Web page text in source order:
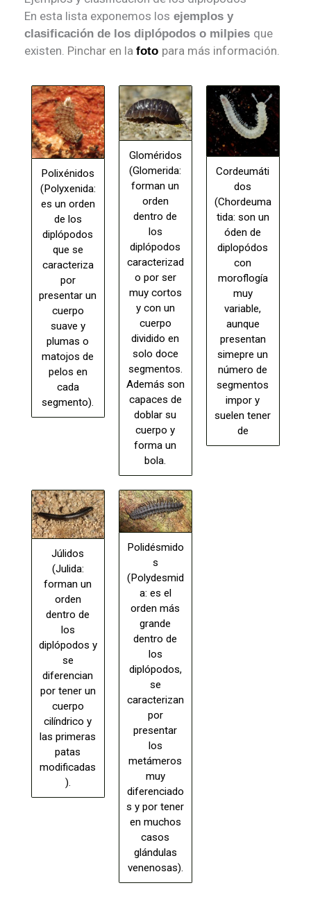
En esta lista exponemos los ejemplos y
clasificación de los diplópodos o milpies que
existen. Pinchar en la foto para más información.
Polixénidos
(Polyxenida:
es un orden
de los
diplópodos
que se
caracteriza
por
presentar un
cuerpo
suave y
plumas o
matojos de
pelos en
cada
segmento).
Gloméridos
(Glomerida:
forman un
orden
dentro de
los
diplópodos
caracterizad
o por ser
muy cortos
y con un
cuerpo
dividido en
solo doce
segmentos.
Además son
capaces de
doblar su
cuerpo y
forma un
bola.
Cordeumáti
dos
(Chordeuma
tida: son un
óden de
diplopódos
con
moroflogía
muy
variable,
aunque
presentan
simepre un
número de
segmentos
impor y
suelen tener
de
Júlidos
(Julida:
forman un
orden
dentro de
los
diplópodos y
se
diferencian
por tener un
cuerpo
cilíndrico y
las primeras
patas
modificadas
).
Polidésmido
s
(Polydesmid
a: es el
orden más
grande
dentro de
los
diplópodos,
se
caracterizan
por
presentar
los
metámeros
muy
diferenciado
s y por tener
en muchos
casos
glándulas
venenosas).